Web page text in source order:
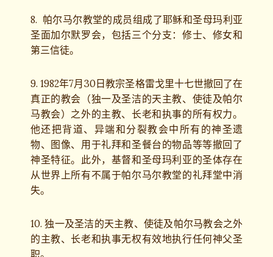
8. 帕尔马尔教堂的成员组成了耶稣和圣母玛利亚
圣面加尔默罗会，包括三个分支：修士、修女和
第三信徒。
9. 1982年7月30日教宗圣格雷戈里十七世撤回了在
真正的教会（独一及圣洁的天主教、使徒及帕尔
马教会）之外的主教、长老和执事的所有权力。
他还把背道、异端和分裂教会中所有的神圣遗
物、图像、用于礼拜和圣餐台的物品等等撤回了
神圣特征。此外，基督和圣母玛利亚的圣体存在
从世界上所有不属于帕尔马尔教堂的礼拜堂中消
失。
10. 独一及圣洁的天主教、使徒及帕尔马教会之外
的主教、长老和执事无权有效地执行任何神父圣